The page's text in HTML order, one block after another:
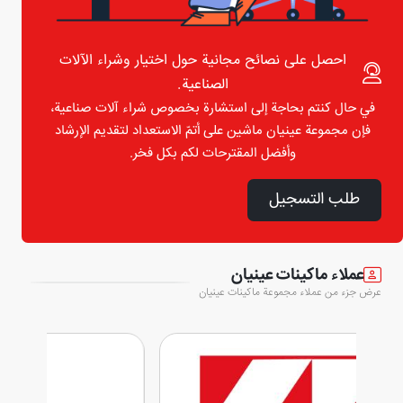
احصل على نصائح مجانية حول اختيار وشراء الآلات
الصناعية.
في حال كنتم بحاجة إلى استشارة بخصوص شراء آلات صناعية،
فإن مجموعة عينيان ماشين على أتمّ الاستعداد لتقديم الإرشاد
وأفضل المقترحات لكم بكل فخر.
طلب التسجيل
عملاء ماكينات عينيان
عرض جزء من عملاء مجموعة ماكينات عينيان